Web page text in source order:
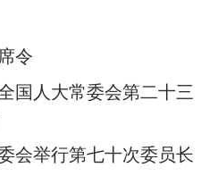
令
国人大常委会第二十三
会举行第七十次委员长